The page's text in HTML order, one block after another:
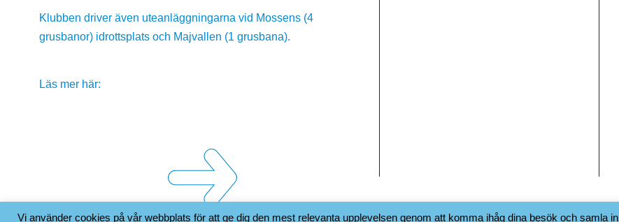
Klubben driver även uteanläggningarna vid Mossens (4
grusbanor) idrottsplats och Majvallen (1 grusbana).
Läs mer här:
Vi använder cookies på vår webbplats för att ge dig den mest relevanta upplevelsen genom att komma ihåg dina besök och samla in